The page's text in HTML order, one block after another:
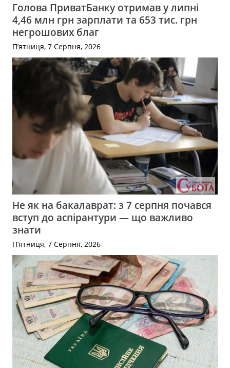
Голова ПриватБанку отримав у липні
4,46 млн грн зарплати та 653 тис. грн
негрошових благ
П’ятниця, 7 Серпня, 2026
Не як на бакалаврат: з 7 серпня почався
вступ до аспірантури — що важливо
знати
П’ятниця, 7 Серпня, 2026